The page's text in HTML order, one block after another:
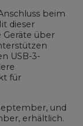
beim
dieser
über
USB-3-
für
und
erhältlich.